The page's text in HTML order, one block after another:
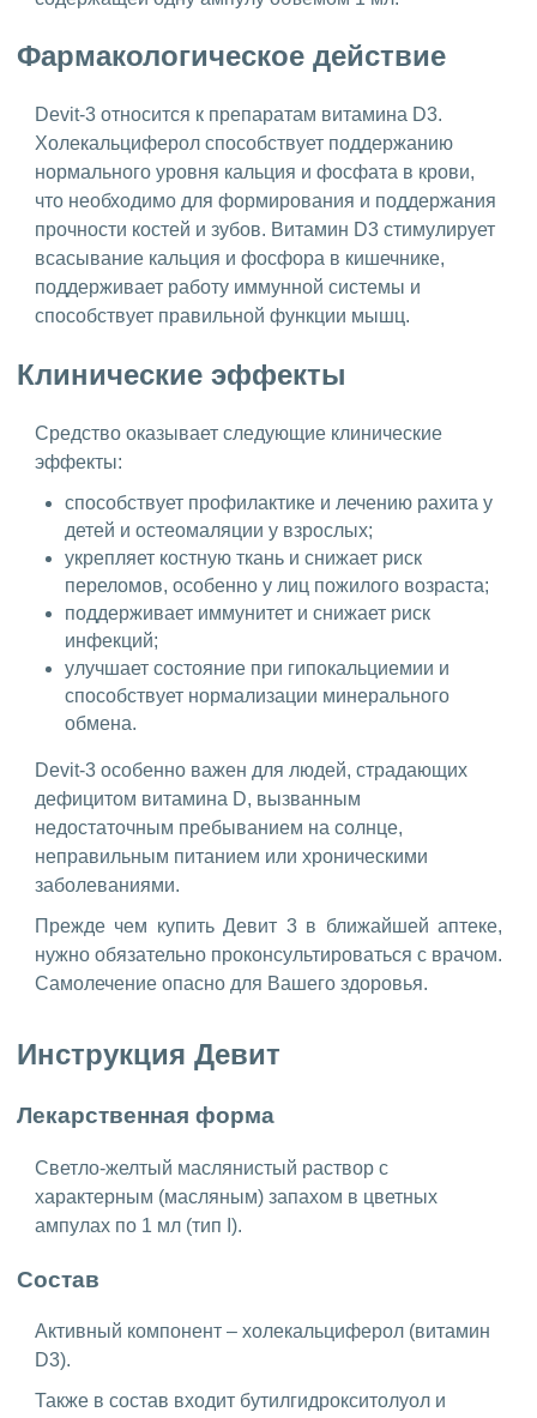
Фармакологическое действие
Devit-3 относится к препаратам витамина D3.
Холекальциферол способствует поддержанию
нормального уровня кальция и фосфата в крови,
что необходимо для формирования и поддержания
прочности костей и зубов. Витамин D3 стимулирует
всасывание кальция и фосфора в кишечнике,
поддерживает работу иммунной системы и
способствует правильной функции мышц.
Клинические эффекты
Средство оказывает следующие клинические
эффекты:
способствует профилактике и лечению рахита у
детей и остеомаляции у взрослых;
укрепляет костную ткань и снижает риск
переломов, особенно у лиц пожилого возраста;
поддерживает иммунитет и снижает риск
инфекций;
улучшает состояние при гипокальциемии и
способствует нормализации минерального
обмена.
Devit-3 особенно важен для людей, страдающих
дефицитом витамина D, вызванным
недостаточным пребыванием на солнце,
неправильным питанием или хроническими
заболеваниями.
Прежде чем купить Девит 3 в ближайшей аптеке,
нужно обязательно проконсультироваться с врачом.
Самолечение опасно для Вашего здоровья.
Инструкция Девит
Лекарственная форма
Светло-желтый маслянистый раствор с
характерным (масляным) запахом в цветных
ампулах по 1 мл (тип I).
Состав
Активный компонент – холекальциферол (витамин
D3).
Также в состав входит бутилгидрокситолуол и